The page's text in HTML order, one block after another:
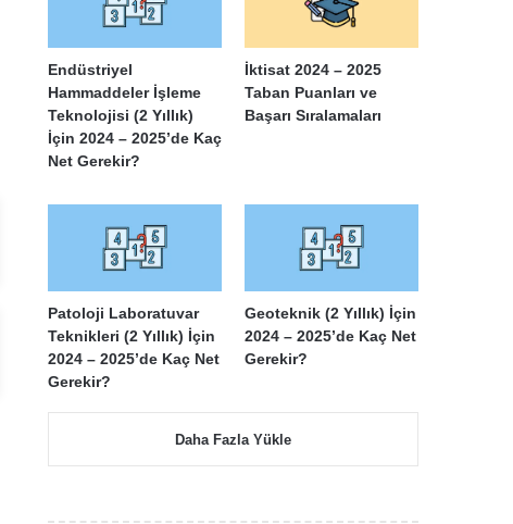
Endüstriyel
Hammaddeler İşleme
Teknolojisi (2 Yıllık)
İçin 2024 – 2025’de Kaç
Net Gerekir?
İktisat 2024 – 2025
Taban Puanları ve
Başarı Sıralamaları
Patoloji Laboratuvar
Teknikleri (2 Yıllık) İçin
2024 – 2025’de Kaç Net
Gerekir?
Geoteknik (2 Yıllık) İçin
2024 – 2025’de Kaç Net
Gerekir?
Daha Fazla Yükle